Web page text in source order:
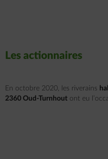
Les actionnaires
En octobre 2020, les riverains
2360 Oud-Turnhout ont eu